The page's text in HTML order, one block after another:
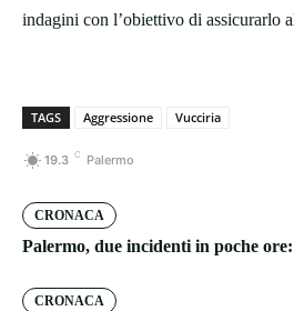
indagini con l’obiettivo di assicurarlo
TAGS Aggressione Vucciria
19.3 C Palermo
CRONACA
Palermo, due incidenti in poche
CRONACA